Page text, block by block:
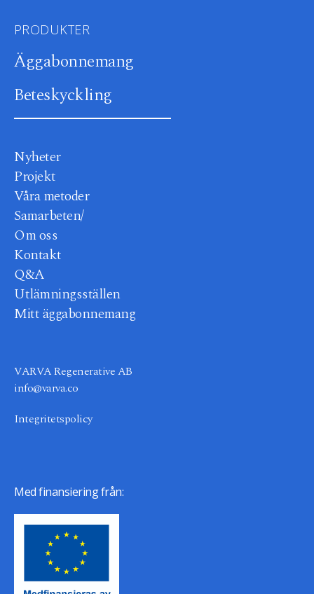
PRODUKTER
Äggabonnemang
Beteskyckling
Nyheter
Projekt
Våra metoder
Samarbeten/
Om oss
Kontakt
Q&A
Utlämningsställen
Mitt äggabonnemang
VARVA Regenerative AB
info@varva.co
Integritetspolicy
Med finansiering från: